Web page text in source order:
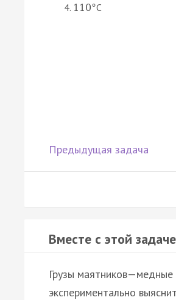
110°С
Предыдущая задача
Вместе с этой
Грузы
экспериментально